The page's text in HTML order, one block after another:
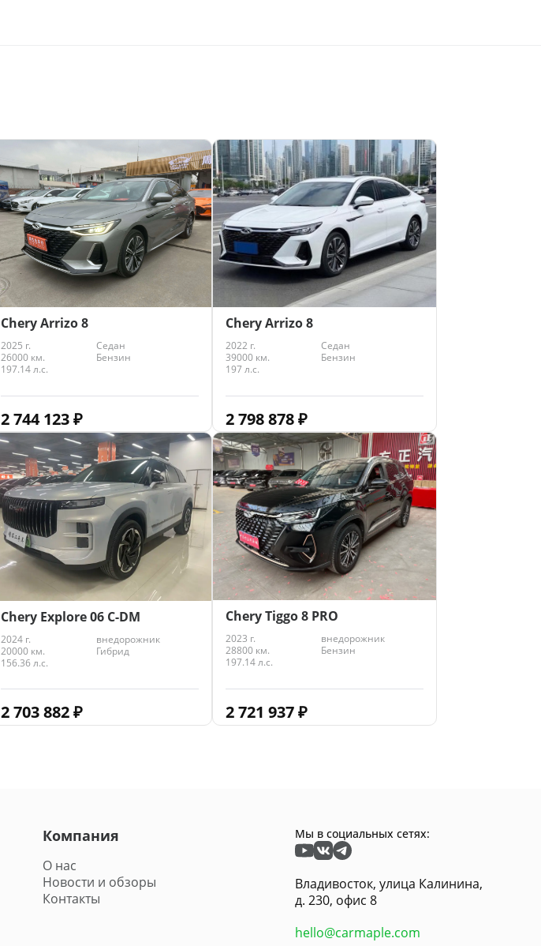
Chery Arrizo 8
2025 г.
Седан
26000 км.
Бензин
197.14 л.с.
2 744 123₽
Chery Arrizo 8
2022 г.
Седан
39000 км.
Бензин
197 л.с.
2 798 878₽
Chery Explore 06 C-DM
2024 г.
внедорожник
20000 км.
Гибрид
156.36 л.с.
2 703 882₽
Chery Tiggo 8 PRO
2023 г.
внедорожник
28800 км.
Бензин
197.14 л.с.
2 721 937₽
Компания
О нас
Новости и обзоры
Контакты
Мы в социальных сетях:
Владивосток, улица Калинина,
д. 230, офис 8
hello@carmaple.com